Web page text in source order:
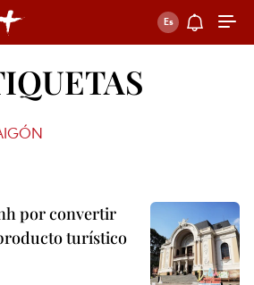
por convertir
turístico